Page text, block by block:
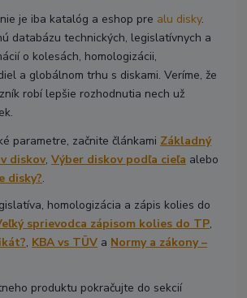
je iba katalóg a eshop pre alu disky.
databázu technických, legislatívnych a
o kolesách, homologizácii,
a globálnom trhu s diskami. Veríme, že
robí lepšie rozhodnutia nech už
parametre, začnite článkami Základný
diskov,Výber diskov podľa cieľa alebo
disky?.
homologizácia a zápis kolies do
sprievodca zápisom kolies do TP,
, KBA vs TÜV a Normy a zákony –
produktu pokračujte do sekcií